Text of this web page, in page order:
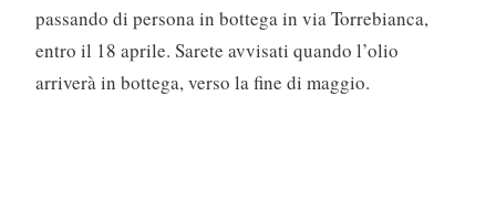
passando di persona in bottega in via Torrebianca,
entro il 18 aprile. Sarete avvisati quando l’olio
arriverà in bottega, verso la fine di maggio.